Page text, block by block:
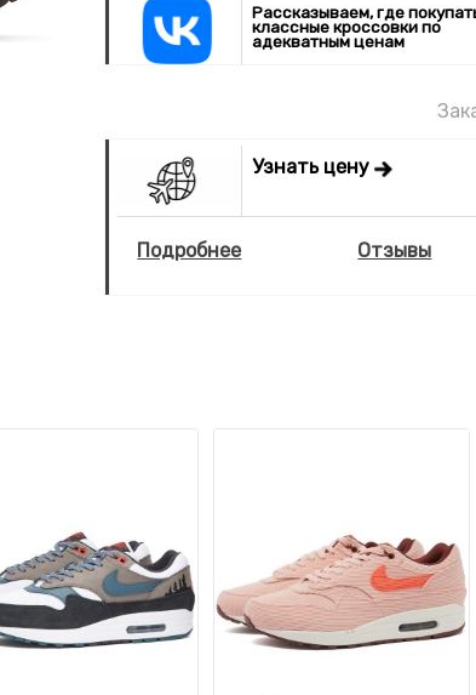
Рассказываем, где
классные кроссовки по
адекватным ценам
Узнать цену
Подробнее Отзывы